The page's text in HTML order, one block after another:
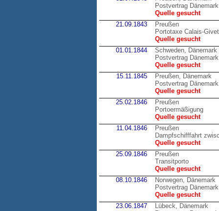
Postvertrag
Quelle gesucht
21.09.1843
Preußen
Portotaxe Calais-Givet
Quelle gesucht
01.01.1844
Schweden, Dänemark
Postvertrag
Quelle gesucht
15.11.1845
Preußen, Dänemark
Postvertrag
Quelle gesucht
25.02.1846
Preußen
Portoermäßigung
Quelle gesucht
11.04.1846
Preußen
Dampfschifffahrt
Quelle gesucht
25.09.1846
Preußen
Transitporto
Quelle gesucht
08.10.1846
Norwegen, Dänemark
Postvertrag
Quelle gesucht
23.06.1847
Lübeck, Dänemark